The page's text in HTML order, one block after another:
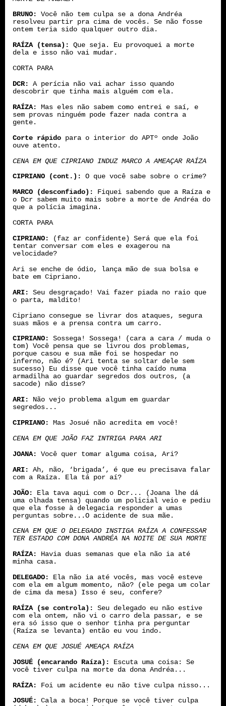
BRUNO:
Você não tem culpa se a dona Andréa
resolveu partir pra cima de vocês. Se não fosse
ontem teria sido qualquer outro dia.
RAÍZA (tensa):
Que seja. Eu provoquei a morte
dela e isso não vai mudar.
CORTA PARA
DCR:
A perícia não vai achar isso quando
descobrir que tinha mais alguém com ela.
RAÍZA:
Mas eles não sabem como entrei e saí, e
sem provas ninguém pode fazer nada contra a
gente.
Corte rápido para o interior do APTº onde João
ouve atento.
CENA EM QUE CIPRIANO INDUZ MARCO A AMEAÇAR RAÍZA
CIPRIANO (cont.):
O que você sabe sobre o crime?
MARCO (desconfiado):
Fiquei sabendo que a Raíza e
o Dcr sabem muito mais sobre a morte de Andréa do
que a polícia imagina.
CORTA PARA
CIPRIANO:
(faz ar confidente) Será que ela foi
tentar conversar com eles e exagerou na
velocidade?
Ari se enche de ódio, lança mão de sua bolsa e
bate em Cipriano.
ARI:
Seu desgraçado! Vai fazer piada no raio que
o parta, maldito!
Cipriano consegue se livrar dos ataques, segura
suas mãos e a prensa contra um carro.
CIPRIANO:
Sossega! Sossega! (cara a cara / muda o
tom) Você pensa que se livrou dos problemas,
porque casou e sua mãe foi se hospedar no
inferno, não é? (Ari tenta se soltar dele sem
sucesso) Eu disse que você tinha caído numa
armadilha ao guardar segredos dos outros, (a
sacode) não disse?
ARI:
Não vejo problema algum em guardar
segredos...
CIPRIANO:
Mas Josué não acredita em você!
CENA EM QUE JOÃO FAZ INTRIGA PARA ARI
JOANA:
Você quer tomar alguma coisa, Ari?
ARI:
Ah, não, ‘brigada’, é que eu precisava falar
com a Raíza. Ela tá por aí?
JOÃO:
Ela tava aqui com o Dcr... (Joana lhe dá
uma olhada tensa) quando um policial veio e pediu
que ela fosse à delegacia responder a umas
perguntas sobre...O acidente de sua mãe.
CENA EM QUE O DELEGADO INSTIGA RAÍZA A CONFESSAR
TER ESTADO COM DONA ANDRÉA NA NOITE DE SUA MORTE
RAÍZA:
Havia duas semanas que ela não ia até
minha casa.
DELEGADO:
Ela não ia até vocês, mas você esteve
com ela em algum momento, não? (ele pega um colar
de cima da mesa) Isso é seu, confere?
RAÍZA (se controla):
Seu delegado eu não estive
com ela ontem, não vi o carro dela passar, e se
era só isso que o senhor tinha pra perguntar
(Raíza se levanta) então eu vou indo.
CENA EM QUE JOSUÉ AMEAÇA RAÍZA
JOSUÉ (encarando Raíza):
Escuta uma coisa: Se
você tiver culpa na morte da dona Andréa...
RAÍZA:
Foi um acidente eu não tive culpa nisso...
JOSUÉ:
Cala a boca! Porque se você tiver culpa